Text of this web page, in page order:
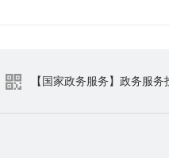
【国家政务服务】政务服务